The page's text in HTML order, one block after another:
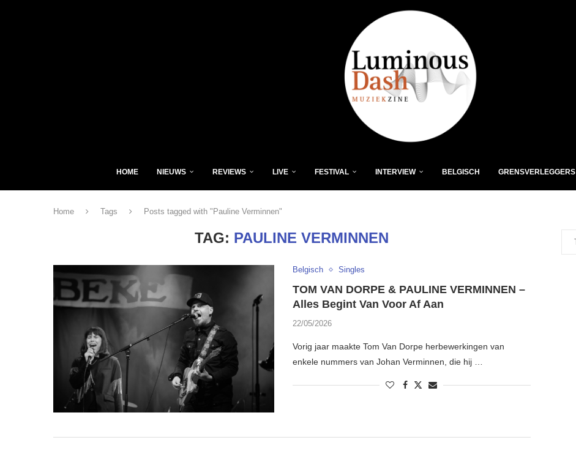
HOME NIEUWS REVIEWS LIVE FESTIVAL INTERVIEW BELGISCH GRENSVERLEGGERS
Home Tags Posts tagged with "Pauline Verminnen"
TAG: PAULINE VERMINNEN
Belgisch Singles
TOM VAN DORPE & PAULINE VERMINNEN –
Alles Begint Van Voor Af Aan
22/05/2026
Vorig jaar maakte Tom Van Dorpe herbewerkingen van
enkele nummers van Johan Verminnen, die hij …